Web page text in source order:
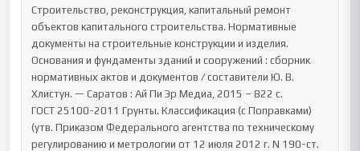
Строительство, реконструкция, капитальный ремонт
объектов капитального строительства. Нормативные
документы на строительные конструкции и изделия.
Основания и фундаменты зданий и сооружений : сборник
нормативных актов и документов / составители Ю. В.
Хлистун. — Саратов : Ай Пи Эр Медиа, 2015 – 822 c.
ГОСТ 25100-2011 Грунты. Классификация (с Поправками)
(утв. Приказом Федерального агентства по техническому
регулированию и метрологии от 12 июля 2012 г. N 190-ст.